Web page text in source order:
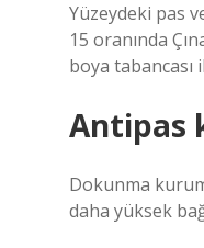
Yüzeydeki pas
15 oranında
boya tabancası
Antipas
Dokunma
daha yüksek